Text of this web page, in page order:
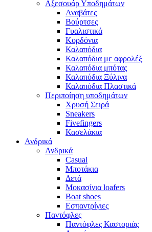
Αξεσουάρ Υποδημάτων
Αναβάτες
Βούρτσες
Γυαλιστικά
Κορδόνια
Καλαπόδια
Καλαπόδια με αφρολέξ
Καλαπόδια μπότας
Καλαπόδια Ξύλινα
Καλαπόδια Πλαστικά
Περιποίηση υποδημάτων
Χρυσή Σειρά
Sneakers
Fivefingers
Κασελάκια
Ανδρικά
Ανδρικά
Casual
Μποτάκια
Δετά
Μοκασίνια loafers
Boat shoes
Εσπαντρίγιες
Παντόφλες
Παντόφλες Καστοριάς